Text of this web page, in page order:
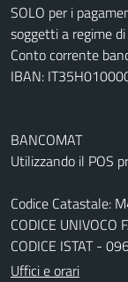
SOLO per i
soggetti a regime
Conto corrente
IBAN:
BANCOMAT
Utilizzando il POS
Codice Catastale:
CODICE UNIVOCO
CODICE ISTAT -
Uffici e orari